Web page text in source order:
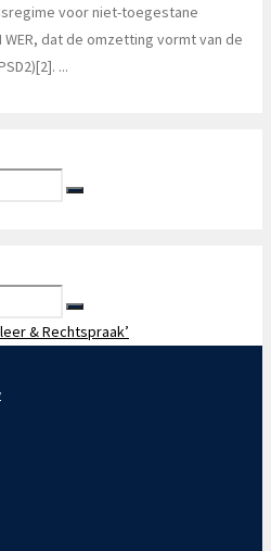
voor niet-toegestane
dat de omzetting vormt van de
...
& Rechtspraak’